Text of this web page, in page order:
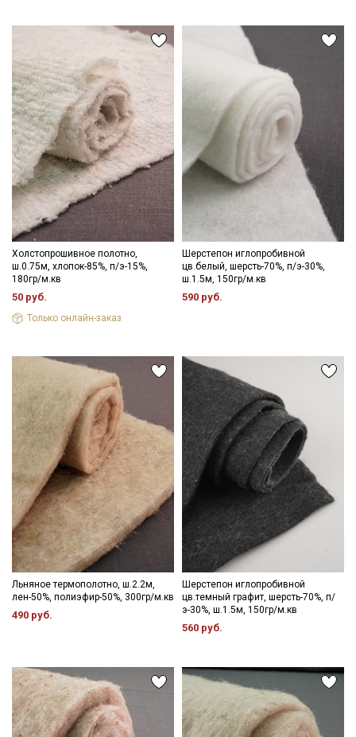
Холстопрошивное полотно,
ш.0.75м, хлопок-85%, п/э-15%,
180гр/м.кв
50 руб.
Только онлайн-заказ
Шерстепон иглопробивной
цв.белый, шерсть-70%, п/э-30%,
ш.1.5м, 150гр/м.кв
590 руб.
Льняное термополотно, ш.2.2м,
лен-50%, полиэфир-50%, 300гр/м.кв
490 руб.
Шерстепон иглопробивной
цв.темный графит, шерсть-70%, п/
э-30%, ш.1.5м, 150гр/м.кв
560 руб.
Секретная рассылка от Купава
Мы публикуем здесь дополнительные
промокоды и скидки до 30% на узкие
категории тканей